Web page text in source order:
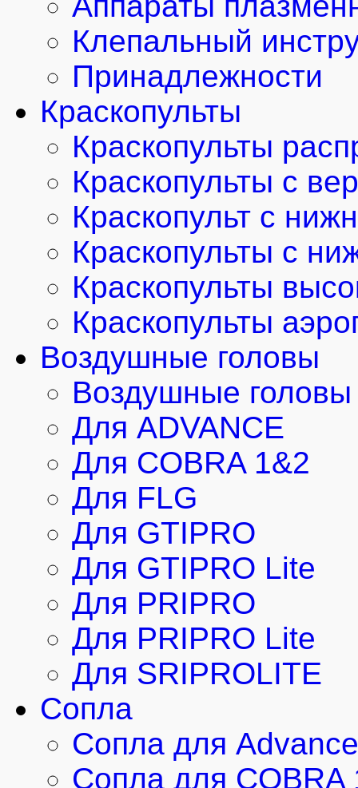
Клепальный
Принадлежности
Краскопульты
Краскопульты
Краскопульты с
Краскопульт с
Краскопульты с
Краскопульты
Краскопульты
Воздушные головы
Воздушные
Для ADVANCE
Для COBRA 1&2
Для FLG
Для GTIPRO
Для GTIPRO Lite
Для PRIPRO
Для PRIPRO Lite
Для SRIPROLITE
Сопла
Сопла для Advance
Сопла для COBRA